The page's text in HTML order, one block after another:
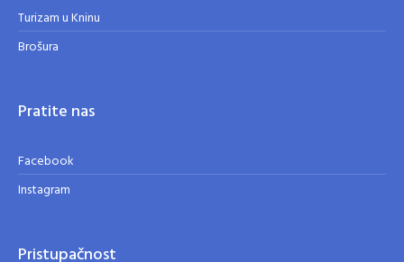
Turizam u Kninu
Brošura
Pratite nas
Facebook
Instagram
Pristupačnost